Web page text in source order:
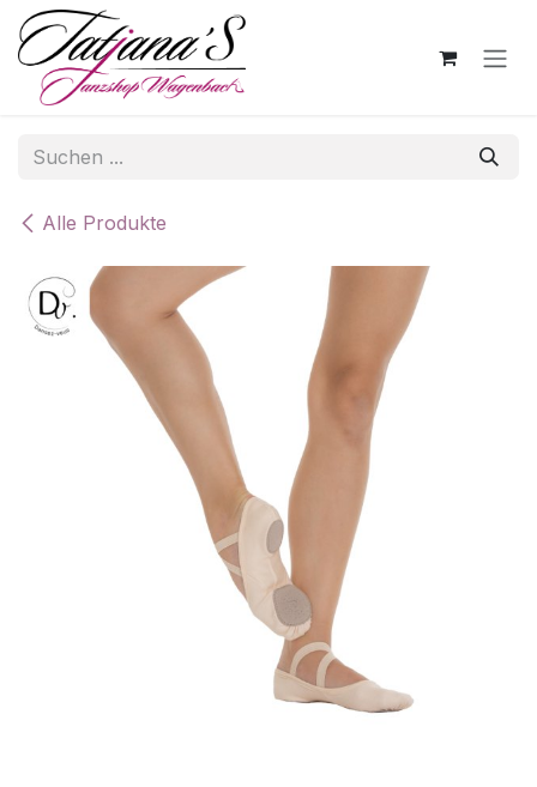
Zum Inhalt springen
Alle Produkte